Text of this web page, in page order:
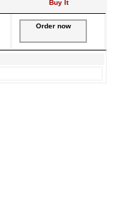
Buy It
Order now